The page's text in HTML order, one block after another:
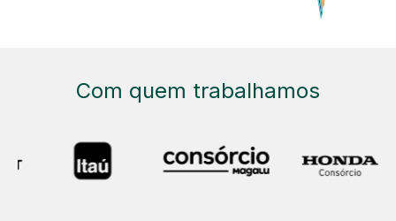
Com quem trabalhamos